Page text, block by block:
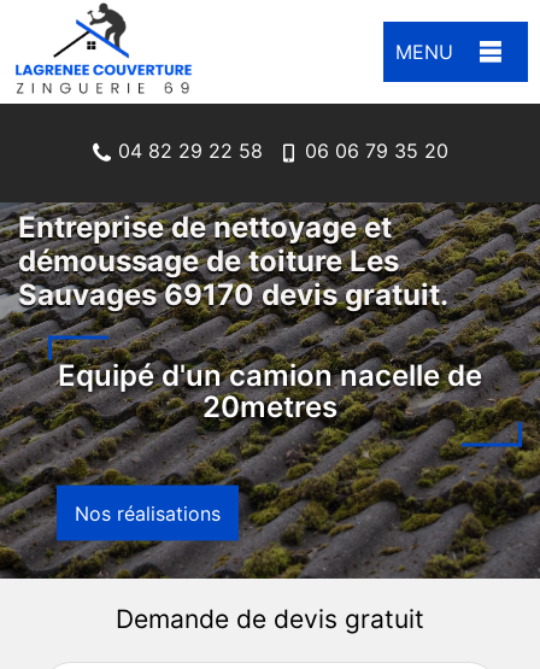
MENU
04 82 29 22 58 06 06 79 35 20
Entreprise de nettoyage et
démoussage de toiture Les
Sauvages 69170 devis gratuit.
Equipé d'un camion nacelle de
20metres
Nos réalisations
Demande de devis gratuit